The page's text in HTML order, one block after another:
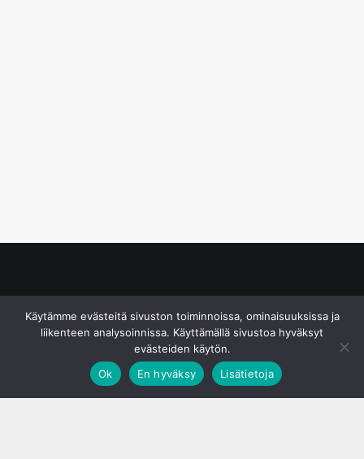
Käytämme evästeitä sivuston toiminnoissa, ominaisuuksissa ja
liikenteen analysoinnissa. Käyttämällä sivustoa hyväksyt
evästeiden käytön.
Ok
En hyväksy Lisätietoja